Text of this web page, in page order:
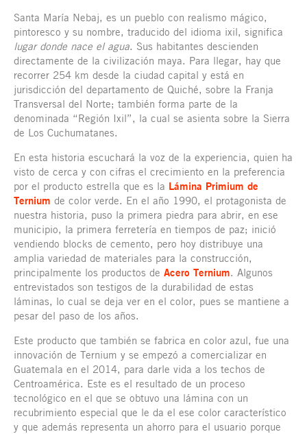
Santa María Nebaj, es un pueblo con realismo mágico,
pintoresco y su nombre, traducido del idioma ixil, significa
lugar donde nace el agua. Sus habitantes descienden
directamente de la civilización maya. Para llegar, hay que
recorrer 254 km desde la ciudad capital y está en
jurisdicción del departamento de Quiché, sobre la Franja
Transversal del Norte; también forma parte de la
denominada “Región Ixil”, la cual se asienta sobre la Sierra
de Los Cuchumatanes.
En esta historia escuchará la voz de la experiencia, quien ha
visto de cerca y con cifras el crecimiento en la preferencia
por el producto estrella que es la Lámina Primium de
Ternium de color verde. En el año 1990, el protagonista de
nuestra historia, puso la primera piedra para abrir, en ese
municipio, la primera ferretería en tiempos de paz; inició
vendiendo blocks de cemento, pero hoy distribuye una
amplia variedad de materiales para la construcción,
principalmente los productos de Acero Ternium. Algunos
entrevistados son testigos de la durabilidad de estas
láminas, lo cual se deja ver en el color, pues se mantiene a
pesar del paso de los años.
Este producto que también se fabrica en color azul, fue una
innovación de Ternium y se empezó a comercializar en
Guatemala en el 2014, para darle vida a los techos de
Centroamérica. Este es el resultado de un proceso
tecnológico en el que se obtuvo una lámina con un
recubrimiento especial que le da el ese color característico
y que además representa un ahorro para el usuario porque